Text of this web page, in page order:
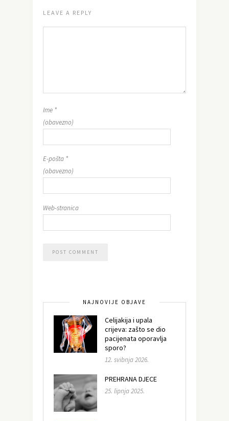
LEAVE A REPLY
Ime *
(obavezno)
E-pošta *
(obavezno)
Web-stranica
NAJNOVIJE OBJAVE
Celijakija i upala
crijeva: zašto se dio
pacijenata oporavlja
sporo?
12. svibnja 2026.
PREHRANA DJECE
25. lipnja 2025.